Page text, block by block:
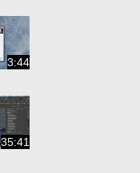
3:44
35:41